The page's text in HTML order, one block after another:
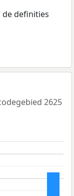
definities
2625